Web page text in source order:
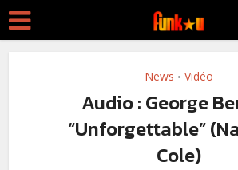
News • Vidéo
Audio : George
“Unforgettable”
Cole)